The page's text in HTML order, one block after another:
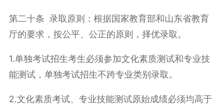
第二十条 录取原则：根据国家教育部和山东省教育
厅的要求，按公平、公正的原则，择优录取。
1.单独考试招生考生必须参加文化素质测试和专业技
能测试，单独考试招生不跨专业类别录取。
2.文化素质考试、专业技能测试原始成绩必须均高于